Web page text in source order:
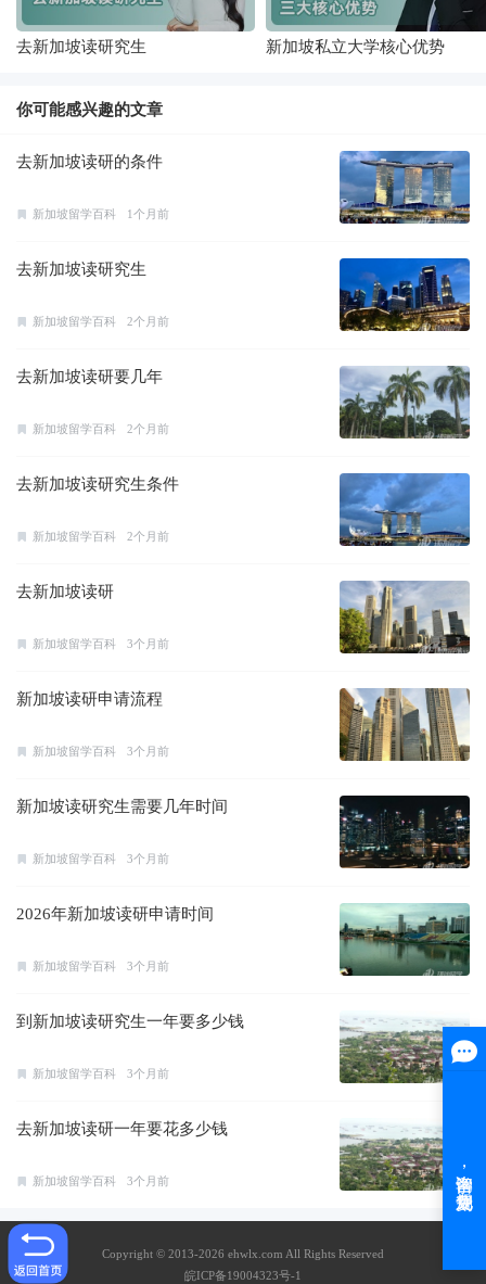
去新加坡读研究生 新加坡私立大学核心优势
你可能感兴趣的文章
去新加坡读研的条件
新加坡留学百科 1个月前
去新加坡读研究生
新加坡留学百科 2个月前
去新加坡读研要几年
新加坡留学百科 2个月前
去新加坡读研究生条件
新加坡留学百科 2个月前
去新加坡读研
新加坡留学百科 3个月前
新加坡读研申请流程
新加坡留学百科 3个月前
新加坡读研究生需要几年时间
新加坡留学百科 3个月前
2026年新加坡读研申请时间
新加坡留学百科 3个月前
到新加坡读研究生一年要多少钱
新加坡留学百科 3个月前
去新加坡读研一年要花多少钱
新加坡留学百科 3个月前
Copyright © 2013-2026 ehwlx.com All Rights Reserved
皖ICP备19004323号-1